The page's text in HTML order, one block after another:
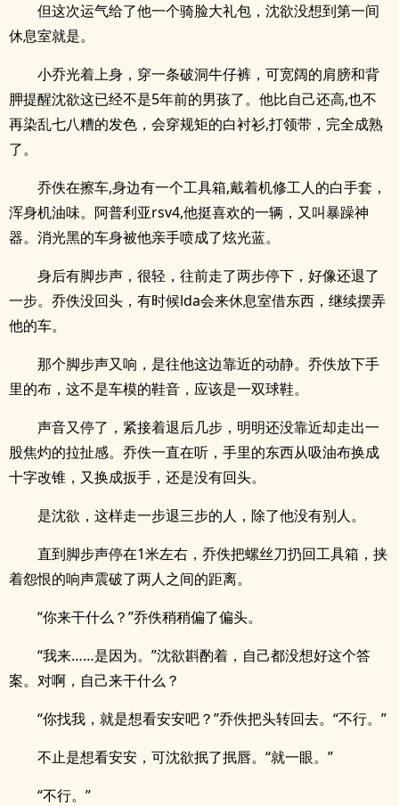
但这次运气给了他一个骑脸大礼包，沈欲没想到第一间
休息室就是。
小乔光着上身，穿一条破洞牛仔裤，可宽阔的肩膀和背
胛提醒沈欲这已经不是5年前的男孩了。他比自己还高,也不
再染乱七八糟的发色，会穿规矩的白衬衫,打领带，完全成熟
了。
乔佚在擦车,身边有一个工具箱,戴着机修工人的白手套，
浑身机油味。阿普利亚rsv4,他挺喜欢的一辆，又叫暴躁神
器。消光黑的车身被他亲手喷成了炫光蓝。
身后有脚步声，很轻，往前走了两步停下，好像还退了
一步。乔佚没回头，有时候lda会来休息室借东西，继续摆弄
他的车。
那个脚步声又响，是往他这边靠近的动静。乔佚放下手
里的布，这不是车模的鞋音，应该是一双球鞋。
声音又停了，紧接着退后几步，明明还没靠近却走出一
股焦灼的拉扯感。乔佚一直在听，手里的东西从吸油布换成
十字改锥，又换成扳手，还是没有回头。
是沈欲，这样走一步退三步的人，除了他没有别人。
直到脚步声停在1米左右，乔佚把螺丝刀扔回工具箱，挟
着怨恨的响声震破了两人之间的距离。
“你来干什么？”乔佚稍稍偏了偏头。
“我来……是因为。”沈欲斟酌着，自己都没想好这个答
案。对啊，自己来干什么？
“你找我，就是想看安安吧？”乔佚把头转回去。“不行。”
不止是想看安安，可沈欲抿了抿唇。“就一眼。”
“不行。”